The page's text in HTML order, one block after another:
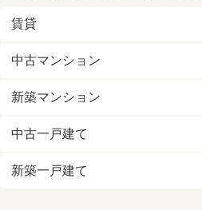
賃貸
中古マンション
新築マンション
中古一戸建て
新築一戸建て